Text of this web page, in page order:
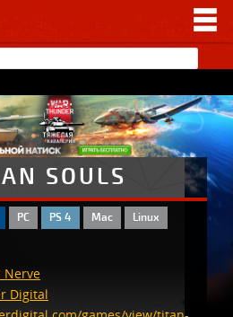
SOULS
PC PS 4 Mac Linux
Nerve
Digital